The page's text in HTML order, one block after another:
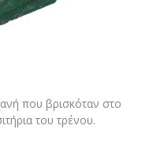
που βρισκόταν στο
του τρένου.